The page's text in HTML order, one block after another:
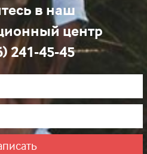
в наш
центр
241-45-45